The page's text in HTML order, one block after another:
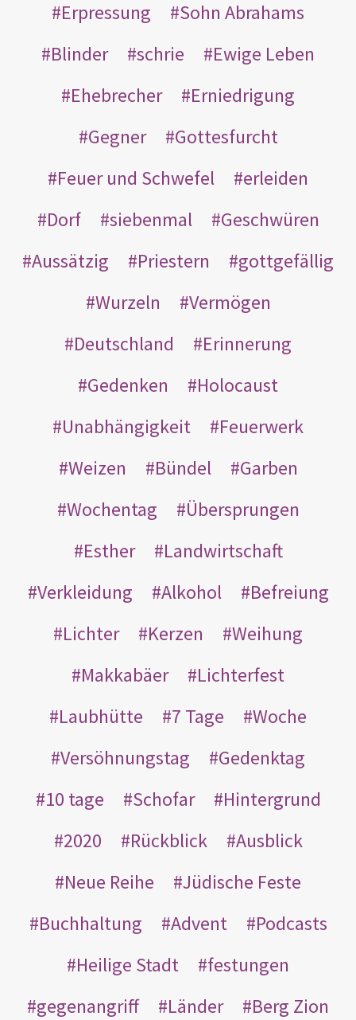
Erpressung
Sohn Abrahams
Blinder
schrie
Ewige Leben
Ehebrecher
Erniedrigung
Gegner
Gottesfurcht
Feuer und Schwefel
erleiden
Dorf
siebenmal
Geschwüren
Aussätzig
Priestern
gottgefällig
Wurzeln
Vermögen
Deutschland
Erinnerung
Gedenken
Holocaust
Unabhängigkeit
Feuerwerk
Weizen
Bündel
Garben
Wochentag
Übersprungen
Esther
Landwirtschaft
Verkleidung
Alkohol
Befreiung
Lichter
Kerzen
Weihung
Makkabäer
Lichterfest
Laubhütte
7 Tage
Woche
Versöhnungstag
Gedenktag
10 tage
Schofar
Hintergrund
2020
Rückblick
Ausblick
Neue Reihe
Jüdische Feste
Buchhaltung
Advent
Podcasts
Heilige Stadt
festungen
gegenangriff
Länder
Berg Zion